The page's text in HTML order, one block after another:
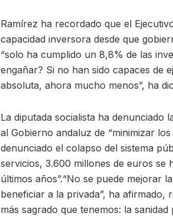
Ramírez ha recordado que el
capacidad inversora desde que
“solo ha cumplido un 8,8% de las
engañar? Si no han sido capaces de
absoluta, ahora mucho menos”, ha
La diputada socialista ha denunciado
al Gobierno andaluz de “minimizar
denunciado el colapso del sistema
servicios, 3.600 millones de euros se
últimos años”.“No se puede mejorar
beneficiar a la privada”, ha afirmado,
más sagrado que tenemos: la sanidad